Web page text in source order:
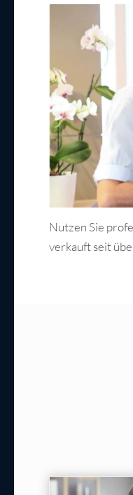
Nutzen Sie
verkauft seit